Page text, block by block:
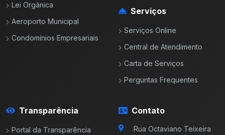
Lei Orgânica
Aeroporto Municipal
Condomínios Empresariais
Serviços
Serviços Online
Central de Atendimento
Carta de Serviços
Perguntas Frequentes
Transparência
Portal da Transparência
Contato
Rua Octaviano Teixeira